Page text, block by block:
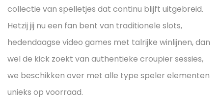
collectie van spelletjes dat continu blijft uitgebreid.
Hetzij jij nu een fan bent van traditionele slots,
hedendaagse video games met talrijke winlijnen, dan
wel de kick zoekt van authentieke croupier sessies,
we beschikken over met alle type speler elementen
unieks op voorraad.